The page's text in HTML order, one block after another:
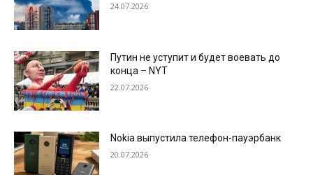
24.07.2026
Путин не уступит и будет воевать до
конца – NYT
22.07.2026
Nokia выпустила телефон-пауэрбанк
20.07.2026